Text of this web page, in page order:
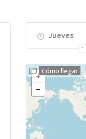
Jueves
Cómo llegar